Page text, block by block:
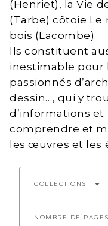
(Henriet), la Vie
(Tarbe) côtoie
bois (Lacombe).
Ils constituent
inestimable pour
passionnés
dessin…, qui y
d’informations
comprendre et
les œuvres et les
COLLECTIONS arrow_drop_down
NOMBRE DE PAGES